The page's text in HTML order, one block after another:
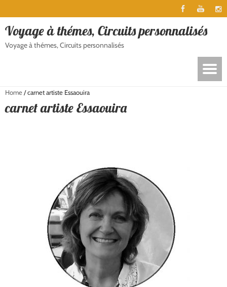
Voyage à thémes, Circuits personnalisés
Voyage à thémes, Circuits personnalisés
Home/carnet artiste Essaouira
carnet artiste Essaouira